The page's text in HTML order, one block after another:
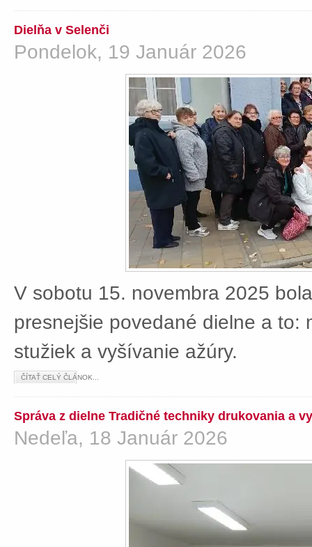
Dielňa v Selenči
Pondelok, 19 Január 2026
V sobotu 15. novembra 2025
presnejšie povedané dielne a to:
stužiek a vyšívanie ažúry.
ČÍTAŤ CELÝ ČLÁNOK...
Správa z dielne Tradičné techniky drukovania a
Nedeľa, 18 Január 2026